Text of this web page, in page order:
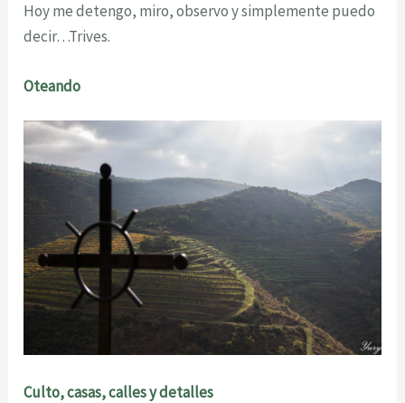
Hoy me detengo, miro, observo y simplemente puedo
decir…Trives.
Oteando
Culto, casas, calles y detalles